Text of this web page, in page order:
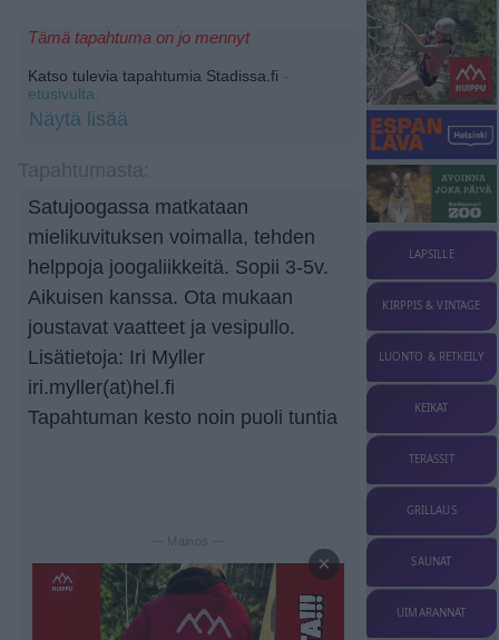
Tämä tapahtuma on jo mennyt
Katso tulevia tapahtumia Stadissa.fi -
etusivulta.
Näytä lisää
Satujoogassa matkataan
mielikuvituksen voimalla, tehden
helppoja joogaliikkeitä. Sopii 3-5v.
Aikuisen kanssa. Ota mukaan
joustavat vaatteet ja vesipullo.
Lisätietoja: Iri Myller
iri.myller(at)hel.fi
Tapahtuman kesto noin puoli tuntia
— Mainos —
×
LAPSILLE
KIRPPIS & VINTAGE
LUONTO & RETKEILY
KEIKAT
TERASSIT
GRILLAUS
SAUNAT
UIMARANNAT